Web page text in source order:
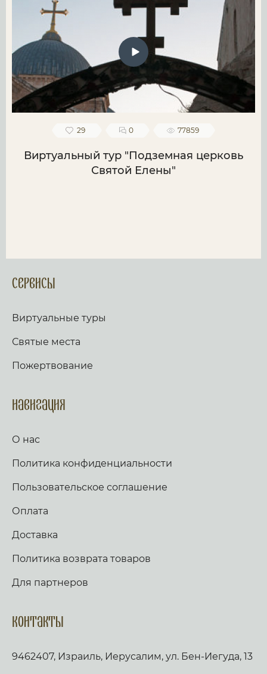
29 0 77859
Виртуальный тур "Подземная церковь
Святой Елены"
Сервисы
Виртуальные туры
Святые места
Пожертвование
Навигация
О нас
Политика конфиденциальности
Пользовательское соглашение
Оплата
Доставка
Политика возврата товаров
Для партнеров
Контакты
9462407, Израиль, Иерусалим, ул. Бен-Иегуда, 13